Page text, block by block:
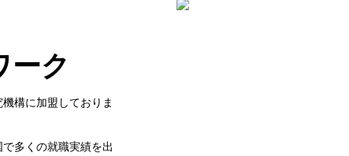
ーク
構に加盟しておりま
多くの就職実績を出